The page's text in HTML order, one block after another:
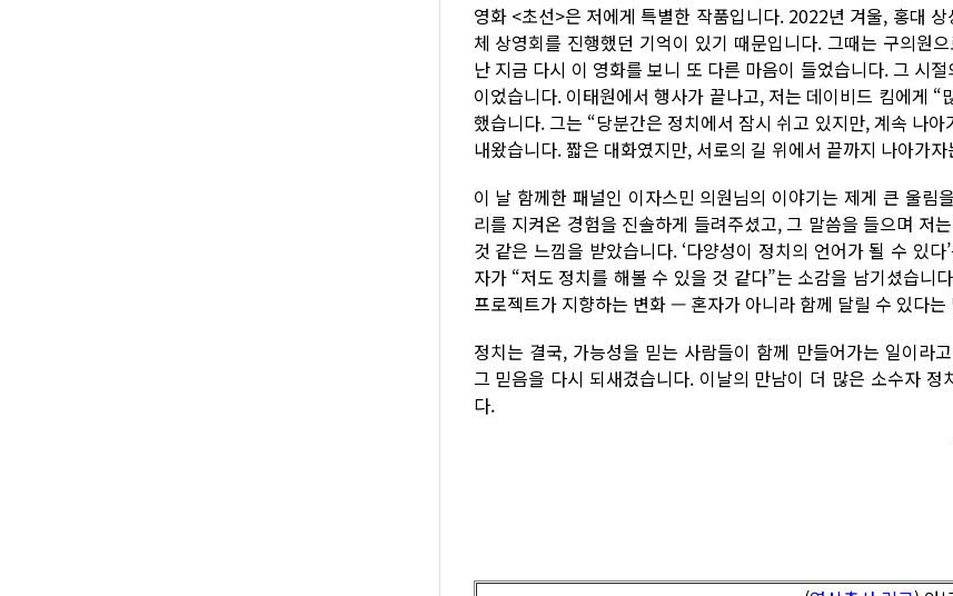
영화 <초선>은 저에게 특별한 작품입니다. 2022년 겨울, 홍대
체 상영회를 진행했던 기억이 있기 때문입니다. 그때는 구의원
난 지금 다시 이 영화를 보니 또 다른 마음이 들었습니다. 그 시
이었습니다. 이태원에서 행사가 끝나고, 저는 데이비드 킴에게
했습니다. 그는 “당분간은 정치에서 잠시 쉬고 있지만, 계속 나
내왔습니다. 짧은 대화였지만, 서로의 길 위에서 끝까지 나아가
이 날 함께한 패널인 이자스민 의원님의 이야기는 제게 큰 울림
리를 지켜온 경험을 진솔하게 들려주셨고, 그 말씀을 들으며 저
것 같은 느낌을 받았습니다. ‘다양성이 정치의 언어가 될 수 있
자가 “저도 정치를 해볼 수 있을 것 같다”는 소감을 남기셨습
프로젝트가 지향하는 변화 — 혼자가 아니라 함께 달릴 수 있다
정치는 결국, 가능성을 믿는 사람들이 함께 만들어가는 일이
그 믿음을 다시 되새겼습니다. 이날의 만남이 더 많은 소수자
다.